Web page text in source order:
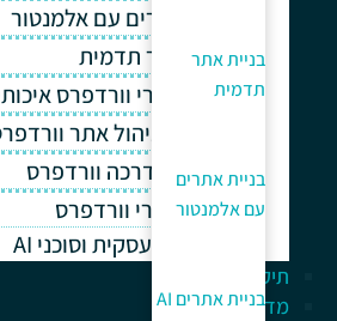
בניית אתר
תדמית
בניית אתרים
עם אלמנטור
בניית אתרים AI
בניית אתרים עם אלמנטור
בניית אתר תדמית
אחסון אתרי וורדפרס איכותי
תחזוקה וניהול אתר וורדפרס
תמיכה והדרכה וורדפרס
קידום אתרי וורדפרס
אוטומציה עסקית וסוכני AI
תיק עבודות
מדריך למתחלים